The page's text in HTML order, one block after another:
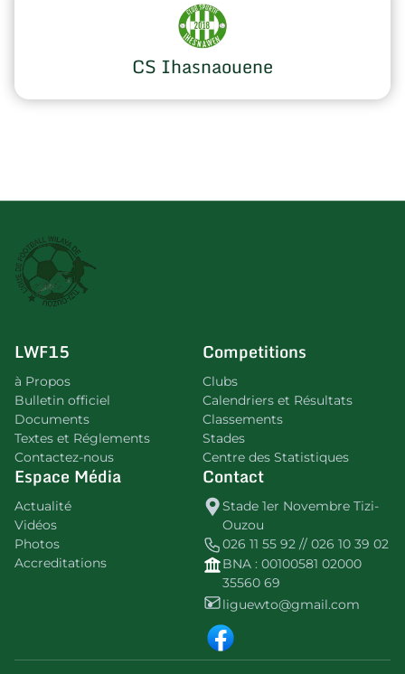
CS Ihasnaouene
LWF15
à Propos
Bulletin officiel
Documents
Textes et Réglements
Contactez-nous
Competitions
Clubs
Calendriers et Résultats
Classements
Stades
Centre des Statistiques
Espace Média
Actualité
Vidéos
Photos
Accreditations
Contact
Stade 1er Novembre Tizi-
Ouzou
026 11 55 92 // 026 10 39 02
BNA : 00100581 02000
35560 69
liguewto@gmail.com